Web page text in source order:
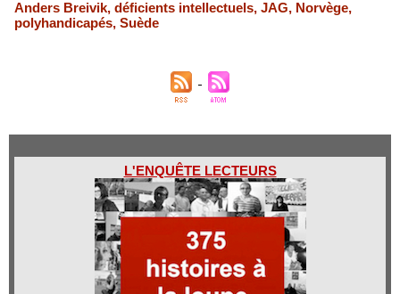
Anders Breivik, déficients intellectuels, JAG, Norvège,
polyhandicapés, Suède
L'ENQUÊTE LECTEURS